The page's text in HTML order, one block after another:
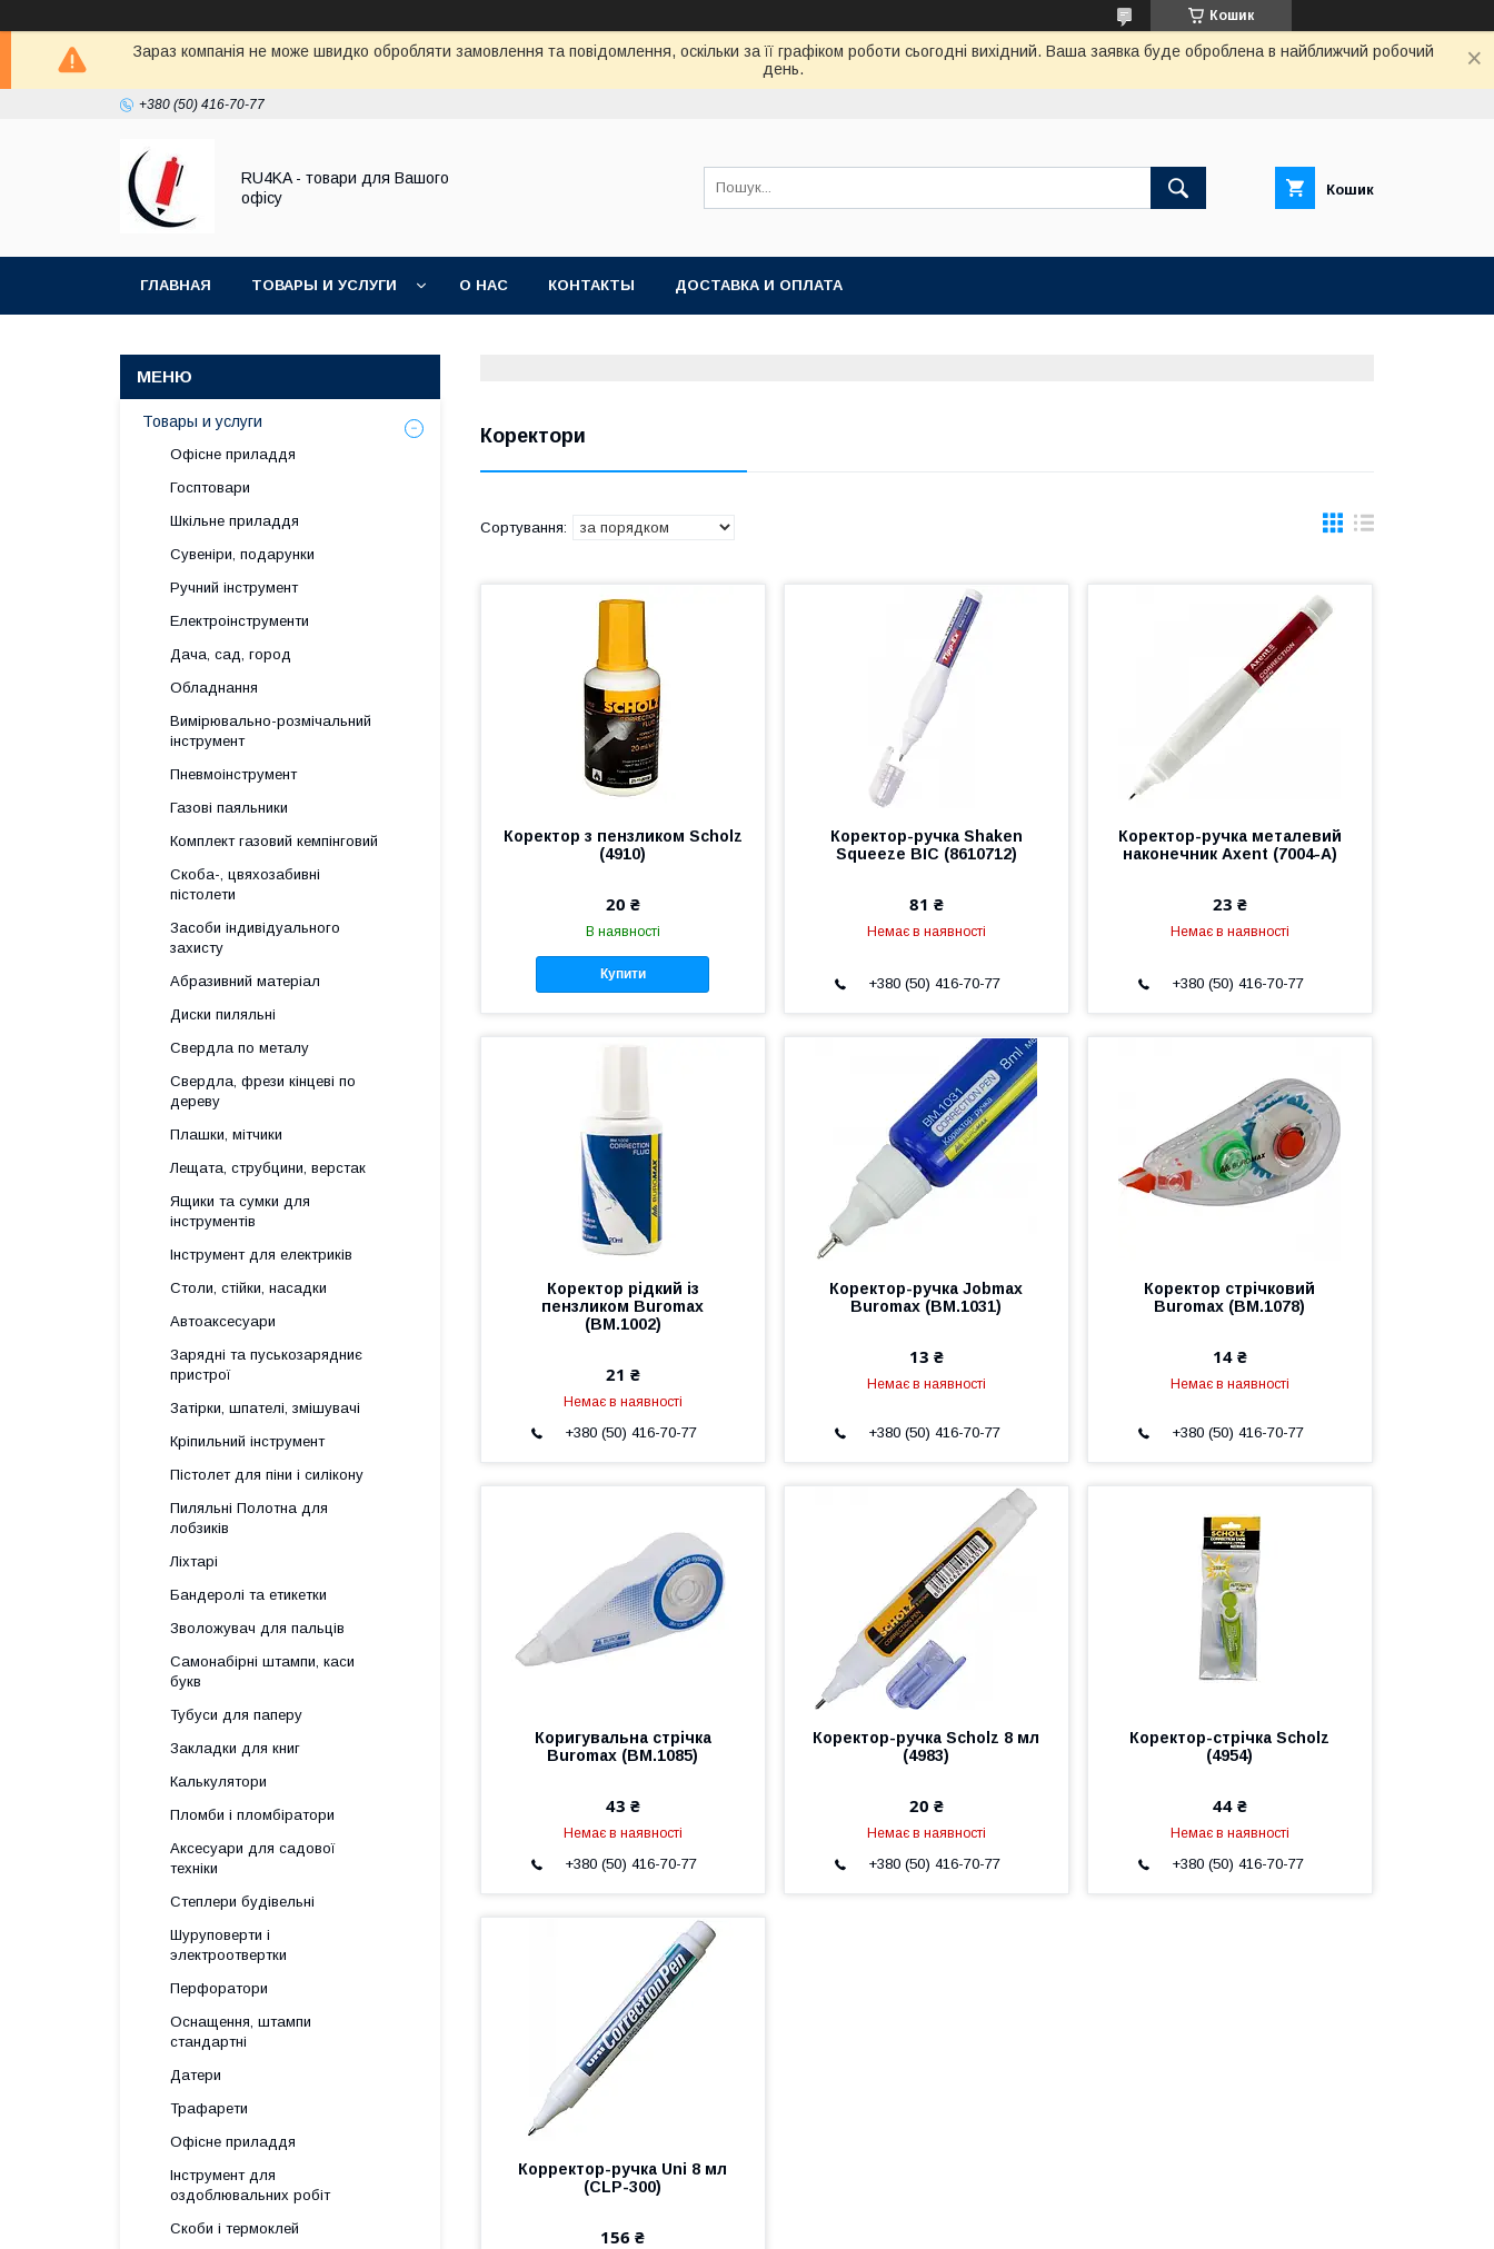
Кошик
Зараз компанія не може швидко обробляти замовлення та повідомлення, оскільки за її графіком роботи сьогодні вихідний. Ваша заявка буде оброблена в найближчий робочий
день.
+380 (50) 416-70-77
RU4KA - товари для Вашого
офісу
Кошик
ГЛАВНАЯ ТОВАРЫ И УСЛУГИ О НАС КОНТАКТЫ ДОСТАВКА И ОПЛАТА
Коректори
Коректор з пензликом Scholz
(4910)
20 ₴
В наявності
Купити
Коректор-ручка Shaken
Squeeze BIC (8610712)
81 ₴
Немає в наявності
+380 (50) 416-70-77
Коректор-ручка металевий
наконечник Axent (7004-A)
23 ₴
Немає в наявності
+380 (50) 416-70-77
Коректор рідкий із
пензликом Buromax
(BM.1002)
21 ₴
Немає в наявності
+380 (50) 416-70-77
Коректор-ручка Jobmax
Buromax (BM.1031)
13 ₴
Немає в наявності
+380 (50) 416-70-77
Коректор стрічковий
Buromax (BM.1078)
14 ₴
Немає в наявності
+380 (50) 416-70-77
Коригувальна стрічка
Buromax (BM.1085)
43 ₴
Немає в наявності
+380 (50) 416-70-77
Коректор-ручка Scholz 8 мл
(4983)
20 ₴
Немає в наявності
+380 (50) 416-70-77
Коректор-стрічка Scholz
(4954)
44 ₴
Немає в наявності
+380 (50) 416-70-77
Корректор-ручка Uni 8 мл
(CLP-300)
156 ₴
Товары и услуги
Офісне приладдя
Госптовари
Шкільне приладдя
Сувеніри, подарунки
Ручний інструмент
Електроінструменти
Дача, сад, город
Обладнання
Вимірювально-розмічальний
інструмент
Пневмоінструмент
Газові паяльники
Комплект газовий кемпінговий
Скоба-, цвяхозабивні
пістолети
Засоби індивідуального
захисту
Абразивний матеріал
Диски пиляльні
Свердла по металу
Свердла, фрези кінцеві по
дереву
Плашки, мітчики
Лещата, струбцини, верстак
Ящики та сумки для
інструментів
Інструмент для електриків
Столи, стійки, насадки
Автоаксесуари
Зарядні та пуськозарядниє
пристрої
Затірки, шпателі, змішувачі
Кріпильний інструмент
Пістолет для піни і силікону
Пиляльні Полотна для
лобзиків
Ліхтарі
Бандеролі та етикетки
Зволожувач для пальців
Самонабірні штампи, каси
букв
Тубуси для паперу
Закладки для книг
Калькулятори
Пломби і пломбіратори
Аксесуари для садової
техніки
Степлери будівельні
Шуруповерти і
электроотвертки
Перфоратори
Оснащення, штампи
стандартні
Датери
Трафарети
Офісне приладдя
Інструмент для
оздоблювальних робіт
Скоби і термоклей